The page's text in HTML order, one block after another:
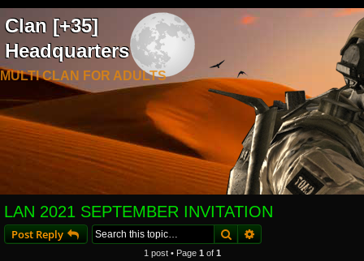
Clan [+35]
Headquarters
MULTI CLAN FOR ADULTS
LAN 2021 SEPTEMBER INVITATION
Post Reply SearchAdvanced search
1 post • Page 1 of 1